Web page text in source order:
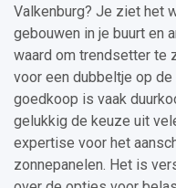
Valkenburg? Je ziet het
gebouwen in je buurt en
waard om trendsetter te
voor een dubbeltje op
goedkoop is vaak
gelukkig de keuze uit
expertise voor het
zonnepanelen. Het is